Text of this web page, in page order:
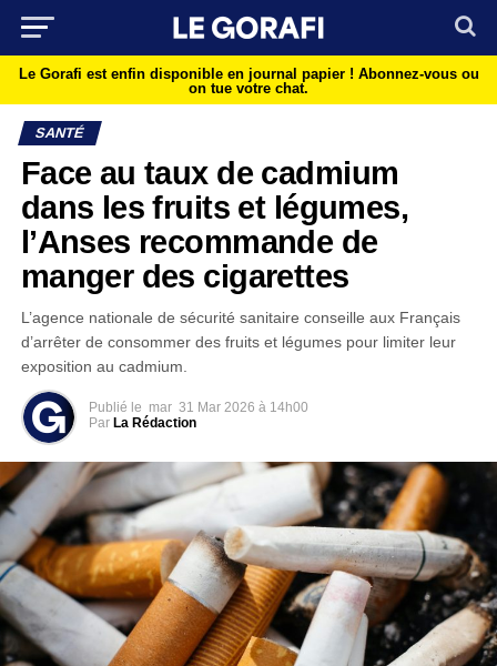
Le Gorafi est enfin disponible en journal papier ! Abonnez-vous ou
on tue votre chat.
SANTÉ
Face au taux de cadmium
dans les fruits et légumes,
l’Anses recommande de
manger des cigarettes
L’agence nationale de sécurité sanitaire conseille aux Français
d’arrêter de consommer des fruits et légumes pour limiter leur
exposition au cadmium.
Publié le mar 31 Mar 2026 à 14h00
Par La Rédaction